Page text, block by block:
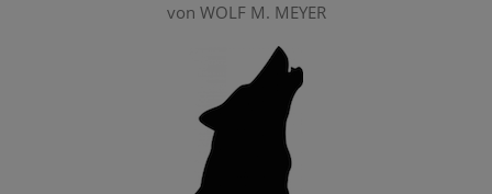
von WOLF M. MEYER